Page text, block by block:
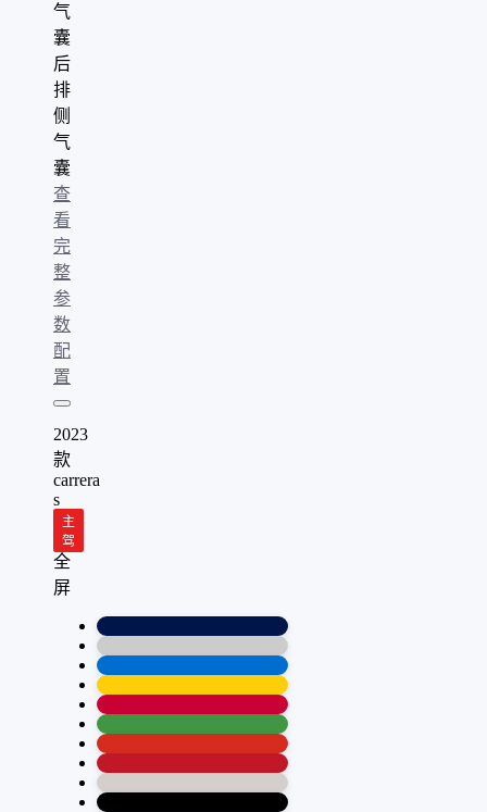
主
驾
气
囊
后
排
侧
气
囊
查
看
完
整
参
数
配
置
2023
款
carrera
s
3.0t
全
屏